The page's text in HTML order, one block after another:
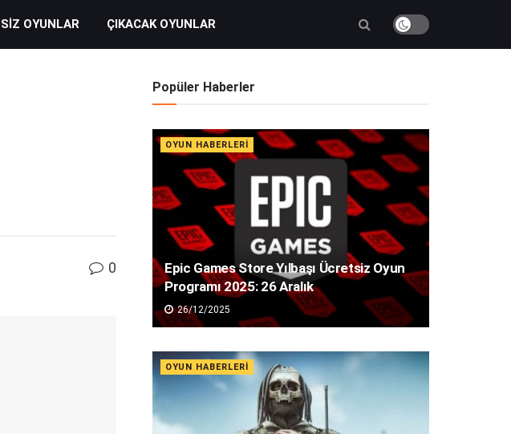
OYUNLAR ÇIKACAK OYUNLAR
0
Popüler Haberler
OYUN HABERLERI
Epic Games Store Yılbaşı Ücretsiz Oyun
Programı 2025: 26 Aralık
26/12/2025
OYUN HABERLERI